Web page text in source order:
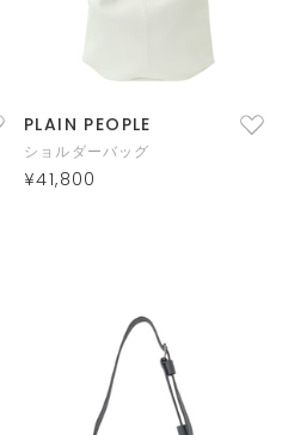
PLAIN PEOPLE
ショルダーバッグ
¥41,800